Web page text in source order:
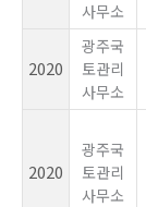
사무소
2020
광주국
토관리
사무소
2020
광주국
토관리
사무소